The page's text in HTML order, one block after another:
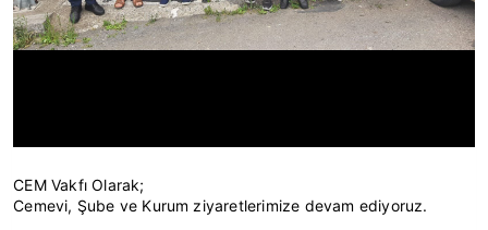
CEM Vakfı Olarak;
Cemevi, Şube ve Kurum ziyaretlerimize devam ediyoruz.